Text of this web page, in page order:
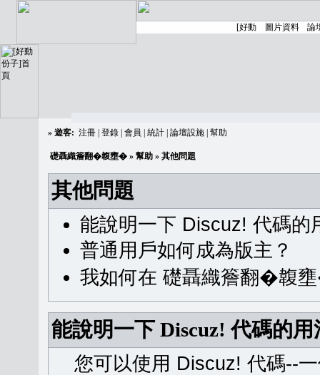
» 遊客: 注冊 登錄 會員 統計 論壇設施 幫助
礎聶織簷翻�䪖壅� » 幫助 » 其他問題
其他問題
能說明一下 Discuz! 代碼的
普通用戶如何成為版主？
我如何在 礎聶織簷翻�䪖
能說明一下 Discuz! 代碼的用
您可以使用 Discuz! 代碼--一